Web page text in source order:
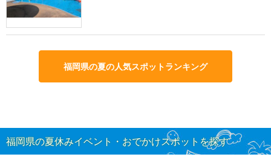
福岡県の夏の人気スポットランキング
福岡県の夏休みイベント・おでかけスポットを探す